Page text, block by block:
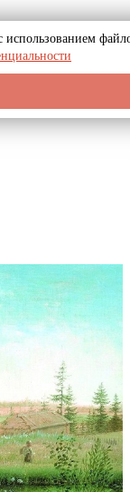
использованием